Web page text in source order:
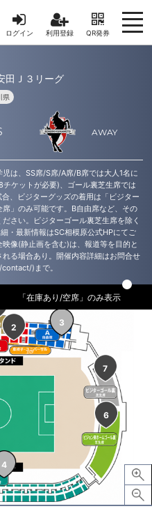
ログイン 利用登録 QR発券
田Ｊ３リーグ
県
は、SS席/S席/A席/B席では大人1名に
ケットが必要)、ゴール裏芝生席では
、ビジターグッズの着用は「ビジター
」のみ可能です。B自由席など、その
さい。ビジターゴール裏芝生席を除く
・最新情報はSC相模原公式HPにてご
像(静止画を含む)は、報道等を目的と
る場合あり。開催内容詳細はお問合せ
)まで。
「在庫あり/空席」のみ表示
2 3
4
6
7